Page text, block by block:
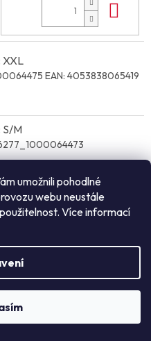
umožnili pohodlné
webu neustále
Více informací
XXL
EAN: 4053838065419
S/M
Do